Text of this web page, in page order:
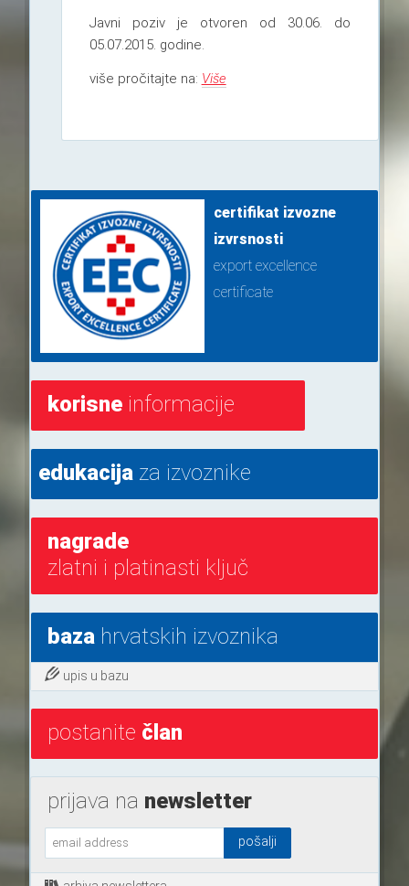
Javni poziv je otvoren od 30.06. do
05.07.2015. godine.
više pročitajte na: Više
certifikat izvozne
izvrsnosti
export excellence
certificate
korisneinformacije
edukacijaza izvoznike
nagrade
zlatni i platinasti ključ
bazahrvatskih izvoznika
upis u bazu
postanite član
prijava na newsletter